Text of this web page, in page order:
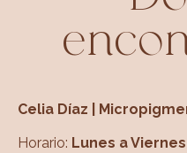
Celia Díaz |
Horario: Lunes a